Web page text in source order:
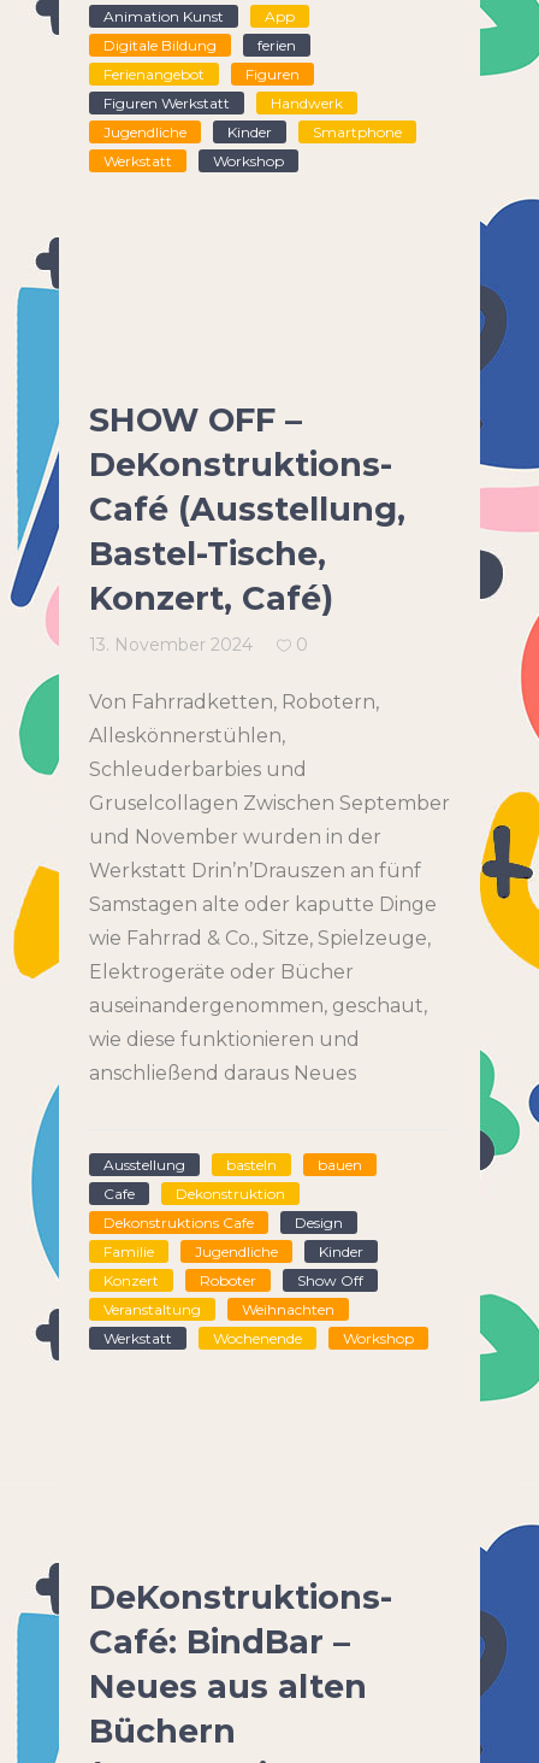
Animation Kunst
App
Digitale Bildung
ferien
Ferienangebot
Figuren
Figuren Werkstatt
Handwerk
Jugendliche
Kinder
Smartphone
Werkstatt
Workshop
SHOW OFF –
DeKonstruktions-
Café (Ausstellung,
Bastel-Tische,
Konzert, Café)
13. November 2024 0
Von Fahrradketten, Robotern,
Alleskönnerstühlen,
Schleuderbarbies und
Gruselcollagen Zwischen September
und November wurden in der
Werkstatt Drin’n’Drauszen an fünf
Samstagen alte oder kaputte Dinge
wie Fahrrad & Co., Sitze, Spielzeuge,
Elektrogeräte oder Bücher
auseinandergenommen, geschaut,
wie diese funktionieren und
anschließend daraus Neues
Ausstellung basteln
bauen
Cafe
Dekonstruktion
Dekonstruktions Cafe
Design
Familie
Jugendliche
Kinder
Konzert
Roboter
Show Off
Veranstaltung
Weihnachten
Werkstatt
Wochenende Workshop
DeKonstruktions-
Café: BindBar –
Neues aus alten
Büchern